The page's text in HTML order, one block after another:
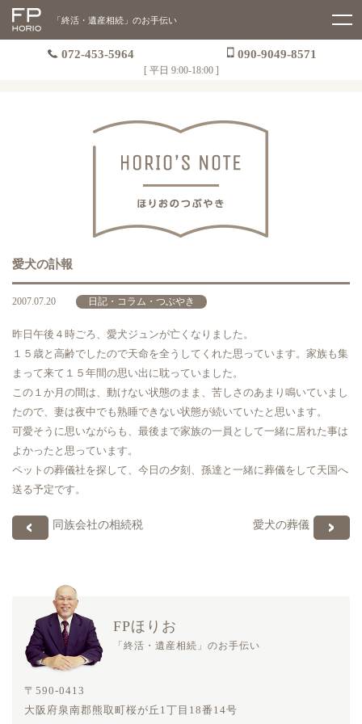
「終活・遺産相続」のお手伝い
072-453-5964 090-9049-8571
[ 平日 9:00-18:00 ]
愛犬の訃報
2007.07.20 日記・コラム・つぶやき
昨日午後４時ごろ、愛犬ジュンが亡くなりました。
１５歳と高齢でしたので天命を全うしてくれた思っています。家族も集
まって来て１５年間の思い出に耽っていました。
この１か月の間は、動けない状態のまま、苦しさのあまり鳴いていまし
たので、妻は夜中でも熟睡できない状態が続いていたと思います。
可愛そうに思いながらも、最後まで家族の一員として一緒に居れた事は
よかったと思っています。
ペットの葬儀社を探して、今日の夕刻、孫達と一緒に葬儀をして天国へ
送る予定です。
愛犬の葬儀
同族会社の相続税
FPほりお
「終活・遺産相続」のお手伝い
〒590-0413
大阪府泉南郡熊取町桜が丘1丁目18番14号